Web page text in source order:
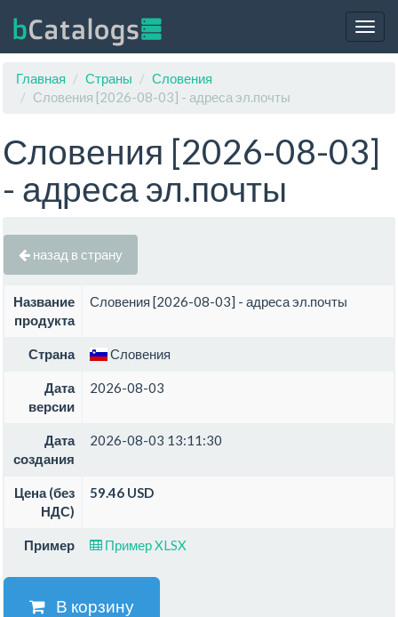
Главная
Страны
Словения
Словения [2026-08-03] - адреса эл.почты
Словения [2026-08-03]
- адреса эл.почты
назад в страну
Название
продукта
Словения [2026-08-03] - адреса эл.почты
Страна Словения
Дата
версии
2026-08-03
Дата
создания
2026-08-03 13:11:30
Цена (без
НДС)
59.46 USD
Пример Пример XLSX
В корзину